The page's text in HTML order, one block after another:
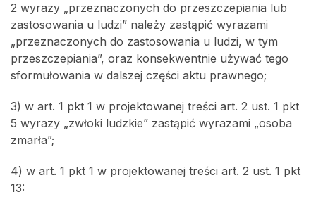
2 wyrazy „przeznaczonych do przeszczepiania lub
zastosowania u ludzi” należy zastąpić wyrazami
„przeznaczonych do zastosowania u ludzi, w tym
przeszczepiania”, oraz konsekwentnie używać tego
sformułowania w dalszej części aktu prawnego;
3) w art. 1 pkt 1 w projektowanej treści art. 2 ust. 1 pkt
5 wyrazy „zwłoki ludzkie” zastąpić wyrazami „osoba
zmarła”;
4) w art. 1 pkt 1 w projektowanej treści art. 2 ust. 1 pkt
13: